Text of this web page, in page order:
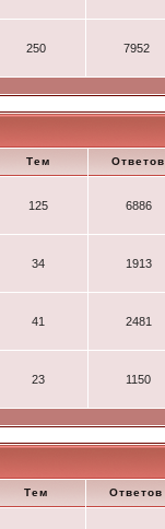
250 7952
Тем Ответов
125 6886
34 1913
41 2481
23 1150
Тем Ответов